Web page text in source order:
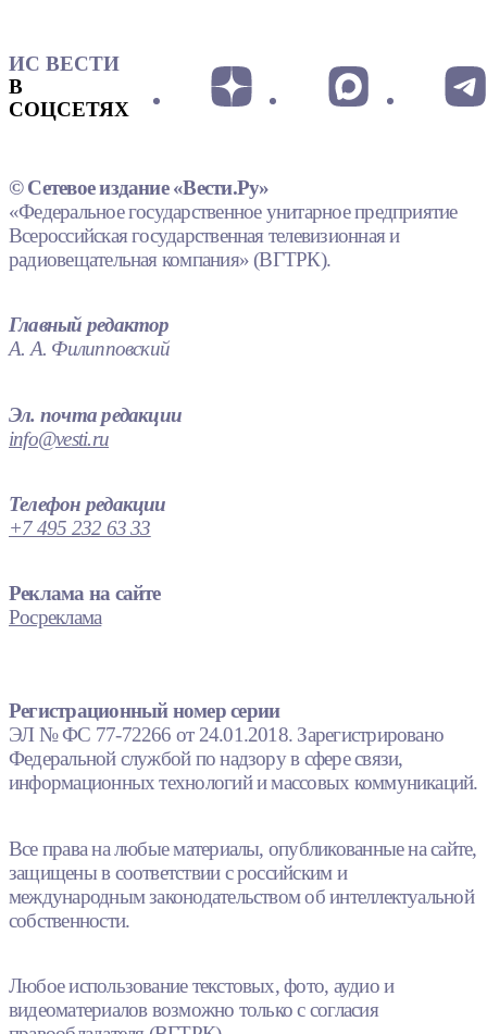
ИС ВЕСТИ
В
СОЦСЕТЯХ
© Сетевое издание «Вести.Ру»
«Федеральное государственное унитарное предприятие
Всероссийская государственная телевизионная и
радиовещательная компания» (ВГТРК).
Главный редактор
А. А. Филипповский
Эл. почта редакции
info@vesti.ru
Телефон редакции
+7 495 232 63 33
Реклама на сайте
Росреклама
Регистрационный номер серии
ЭЛ № ФС 77-72266 от 24.01.2018. Зарегистрировано
Федеральной службой по надзору в сфере связи,
информационных технологий и массовых коммуникаций.
Все права на любые материалы, опубликованные на сайте,
защищены в соответствии с российским и
международным законодательством об интеллектуальной
собственности.
Любое использование текстовых, фото, аудио и
видеоматериалов возможно только с согласия